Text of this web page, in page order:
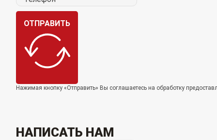
ОТПРАВИТЬ
Нажимая кнопку «Отправить» Вы соглашаетесь на обработку
НАПИСАТЬ НАМ